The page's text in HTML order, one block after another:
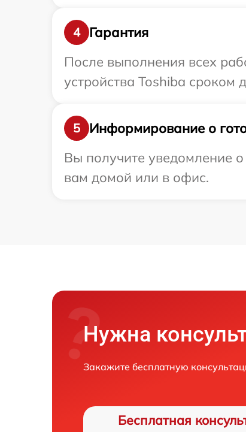
4
Гарантия
После выполнения всех
устройства Toshiba сроком
5
Информирование о
Вы получите уведомление
вам домой или в офис.
Нужна
Закажите бесплатную
Бесплатная